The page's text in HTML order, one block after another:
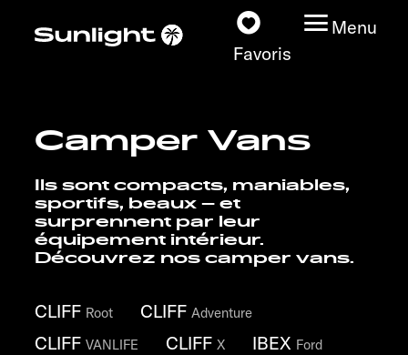
Favoris
Menu
Nos modèles
Configurateur
Recherchez votre
Nos concessionnaires
Camper Vans
Ils sont compacts, maniables,
sportifs, beaux – et
surprennent par leur
équipement intérieur.
Découvrez nos camper vans.
CLIFF Root CLIFF Adventure
CLIFF VANLIFE CLIFF X IBEX Ford